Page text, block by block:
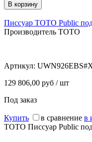
Писсуар TOTO Public
Производитель TOTO
Артикул:
129 806,00 руб / шт
Под заказ
Купить в сравнение в
TOTO Писсуар Public